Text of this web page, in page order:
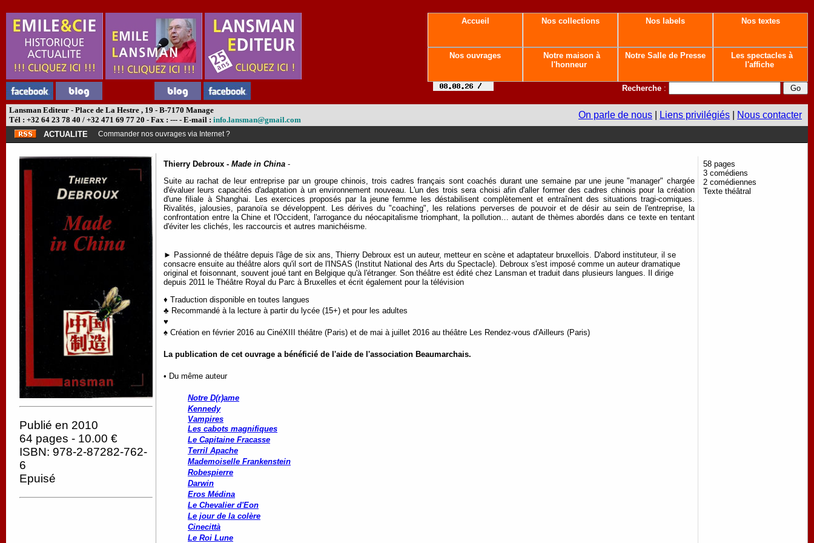
Accueil Nos collections Nos labels Nos textes
Nos ouvrages
Notre maison à
l'honneur
Notre Salle de Presse
Les spectacles à
l'affiche
Recherche :
Lansman Editeur - Place de La Hestre , 19 - B-7170 Manage
Tél : +32 64 23 78 40 / +32 471 69 77 20 - Fax : --- - E-mail : info.lansman@gmail.com On parle de nous Liens privilégiés Nous contacter
ACTUALITE Commander nos ouvrages via Internet ?
Publié en 2010
64 pages - 10.00 €
ISBN: 978-2-87282-762-
6
Epuisé
Thierry Debroux - Made in China -
Suite au rachat de leur entreprise par un groupe chinois, trois cadres français sont coachés durant une semaine par une jeune "manager" chargée
d'évaluer leurs capacités d'adaptation à un environnement nouveau. L'un des trois sera choisi afin d'aller former des cadres chinois pour la création
d'une filiale à Shanghai. Les exercices proposés par la jeune femme les déstabilisent complètement et entraînent des situations tragi-comiques.
Rivalités, jalousies, paranoïa se développent. Les dérives du "coaching", les relations perverses de pouvoir et de désir au sein de l'entreprise, la
confrontation entre la Chine et l'Occident, l'arrogance du néocapitalisme triomphant, la pollution… autant de thèmes abordés dans ce texte en tentant
d'éviter les clichés, les raccourcis et autres manichéisme.
► Passionné de théâtre depuis l'âge de six ans, Thierry Debroux est un auteur, metteur en scène et adaptateur bruxellois. D'abord instituteur, il se
consacre ensuite au théâtre alors qu'il sort de l'INSAS (Institut National des Arts du Spectacle). Debroux s'est imposé comme un auteur dramatique
original et foisonnant, souvent joué tant en Belgique qu'à l'étranger. Son théâtre est édité chez Lansman et traduit dans plusieurs langues. Il dirige
depuis 2011 le Théâtre Royal du Parc à Bruxelles et écrit également pour la télévision
♦ Traduction disponible en toutes langues
♣ Recommandé à la lecture à partir du lycée (15+) et pour les adultes
♥
♠ Création en février 2016 au CinéXIII théâtre (Paris) et de mai à juillet 2016 au théâtre Les Rendez-vous d'Ailleurs (Paris)
La publication de cet ouvrage a bénéficié de l'aide de l'association Beaumarchais.
• Du même auteur
Notre D(r)ame
Kennedy
Vampires
Les cabots magnifiques
Le Capitaine Fracasse
Terril Apache
Mademoiselle Frankenstein
Robespierre
Darwin
Eros Médina
Le Chevalier d'Eon
Le jour de la colère
Cinecittà
Le Roi Lune
58 pages
3 comédiens
2 comédiennes
Texte théâtral